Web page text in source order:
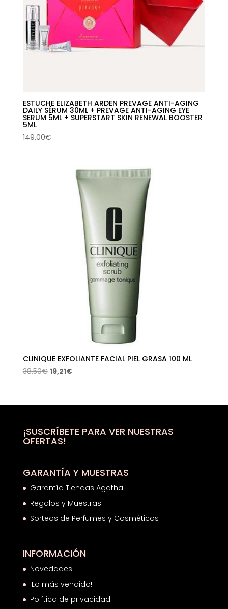
ESTUCHE ELIZABETH ARDEN PREVAGE ANTI-AGING
DAILY SÉRUM 30ML + PREVAGE ANTI-AGING EYE
SERUM 5ML + SUPERSTART SKIN RENEWAL BOOSTER
5ML
149,00€
CLINIQUE EXFOLIANTE FACIAL PIEL GRASA 100 ML
38,50€ El
era:
19,21€El
es:
¡SUSCRÍBETE PARA VER NUESTRAS
OFERTAS!
GARANTÍA Y MUESTRAS
Garantía Tiendas Agatha
Regalos y Muestras
Sorteos de Perfumes y Cosméticos
INFORMACIÓN
Novedades
¡Lo más vendido!
Política de privacidad